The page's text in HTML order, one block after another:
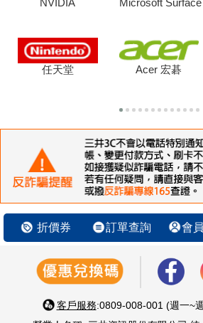
NVIDIA Microsoft Surface
任天堂 Acer 宏碁
折價券 訂單查詢 會
客戶服務:0809-008-001 (週一~